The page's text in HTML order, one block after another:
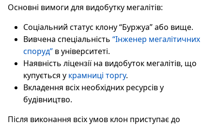
Основні вимоги для видобутку мегалітів:
Соціальний статус клону “Буржуа” або вище.
Вивчена спеціальність “Інженер мегалітичних
споруд” в університеті.
Наявність ліцензії на видобуток мегалітів, що
купується у крамниці торгу.
Вкладення всіх необхідних ресурсів у
будівництво.
Після виконання всіх умов клон приступає до